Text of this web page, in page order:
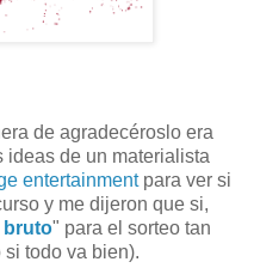
de agradecéroslo era
de un materialista
entertainmentpara ver si
y me dijeron que si,
bruto" para el sorteo tan
todo va bien).